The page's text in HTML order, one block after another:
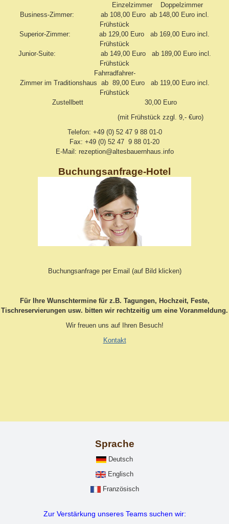
Einzelzimmer Doppelzimmer
Business-Zimmer: ab 108,00 Euro ab 148,00 Euro incl.
Frühstück
Superior-Zimmer: ab 129,00 Euro ab 169,00 Euro incl.
Frühstück
Junior-Suite: ab 149,00 Euro ab 189,00 Euro incl.
Frühstück
Fahrradfahrer-
Zimmer im Traditionshaus ab 89,00 Euro ab 119,00 Euro incl.
Frühstück
Zustellbett 30,00 Euro
(mit Frühstück zzgl. 9,- €uro)
Telefon: +49 (0) 52 47 9 88 01-0
Fax: +49 (0) 52 47 9 88 01-20
E-Mail: rezeption@altesbauernhaus.info
Buchungsanfrage-Hotel
Buchungsanfrage per Email (auf Bild klicken)
Für Ihre Wunschtermine für z.B. Tagungen, Hochzeit, Feste,
Tischreservierungen usw. bitten wir rechtzeitig um eine Voranmeldung.
Wir freuen uns auf Ihren Besuch!
Kontakt
Sprache
Deutsch
Englisch
Französisch
Zur Verstärkung unseres Teams suchen wir: